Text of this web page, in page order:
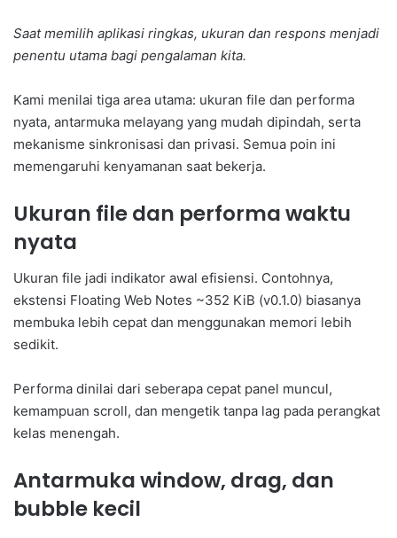
Saat memilih aplikasi ringkas, ukuran dan respons menjadi
penentu utama bagi pengalaman kita.
Kami menilai tiga area utama: ukuran file dan performa
nyata, antarmuka melayang yang mudah dipindah, serta
mekanisme sinkronisasi dan privasi. Semua poin ini
memengaruhi kenyamanan saat bekerja.
Ukuran file dan performa waktu
nyata
Ukuran file jadi indikator awal efisiensi. Contohnya,
ekstensi Floating Web Notes ~352 KiB (v0.1.0) biasanya
membuka lebih cepat dan menggunakan memori lebih
sedikit.
Performa dinilai dari seberapa cepat panel muncul,
kemampuan scroll, dan mengetik tanpa lag pada perangkat
kelas menengah.
Antarmuka window, drag, dan
bubble kecil